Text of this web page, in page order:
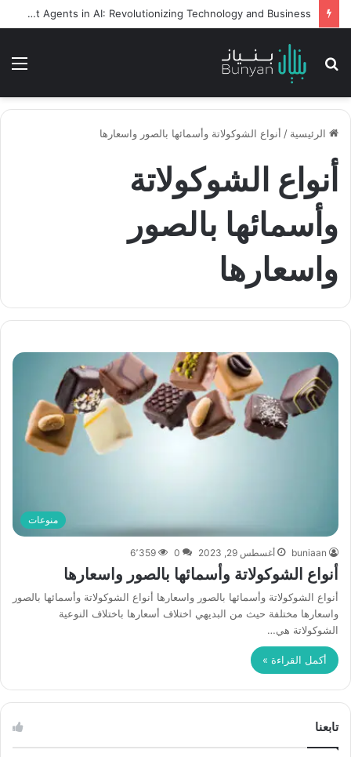
Intelligent Agents in AI: Revolutionizing Technology and Business
بحث
الرئيسية / أنواع الشوكولاتة وأسمائها بالصور واسعارها
أنواع الشوكولاتة
وأسمائها بالصور
واسعارها
منوعات
buniaan أغسطس 29, 2023 0 6٬359
أنواع الشوكولاتة وأسمائها بالصور واسعارها
أنواع الشوكولاتة وأسمائها بالصور واسعارها أنواع الشوكولاتة وأسمائها بالصور
واسعارها مختلفة حيث من البديهي اختلاف أسعارها باختلاف النوعية
الشوكولاتة هي…
أكمل القراءة »
تابعنا